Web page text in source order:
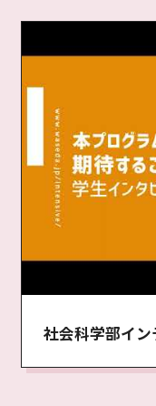
社会科学部イ